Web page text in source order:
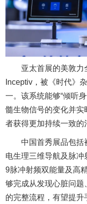
亚太首展的美敦力
Inceptiv，被《时代》
一。该系统能够“倾听
髓生物信号的变化并
者获得更加持续一致的
中国首秀展品包括
电生理三维导航及脉
9脉冲射频双能量及高
够完成从发现心脏问
的完整流程，有望提